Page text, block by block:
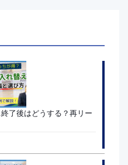
了後はどうする？再リー